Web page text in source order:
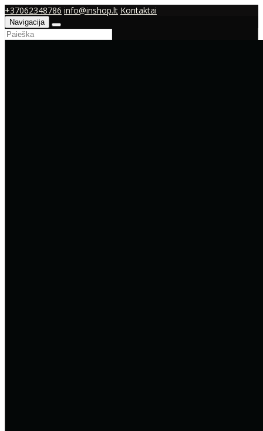
+37062348786 info@inshop.lt Kontaktai
Navigacija